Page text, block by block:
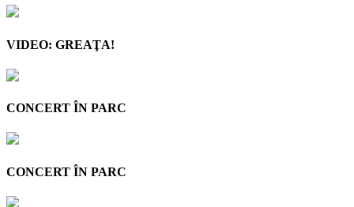
VIDEO: GREAŢA!
CONCERT ÎN PARC
CONCERT ÎN PARC